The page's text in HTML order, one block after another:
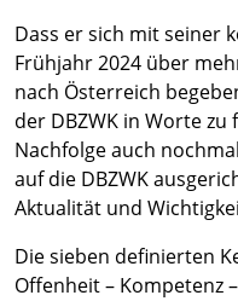
Dass er sich mit seiner
Frühjahr 2024 über
nach Österreich
der DBZWK in Worte
Nachfolge auch
auf die DBZWK
Aktualität und
Die sieben definierten
Offenheit – Kompetenz